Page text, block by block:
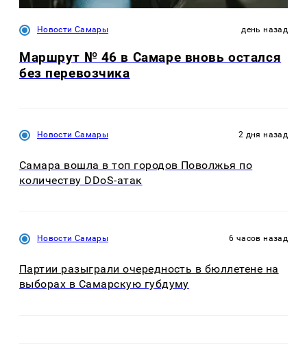
Новости Самары день назад
Маршрут № 46 в Самаре вновь остался
без перевозчика
Новости Самары 2 дня назад
Самара вошла в топ городов Поволжья по
количеству DDoS-атак
Новости Самары 6 часов назад
Партии разыграли очередность в бюллетене на
выборах в Самарскую губдуму